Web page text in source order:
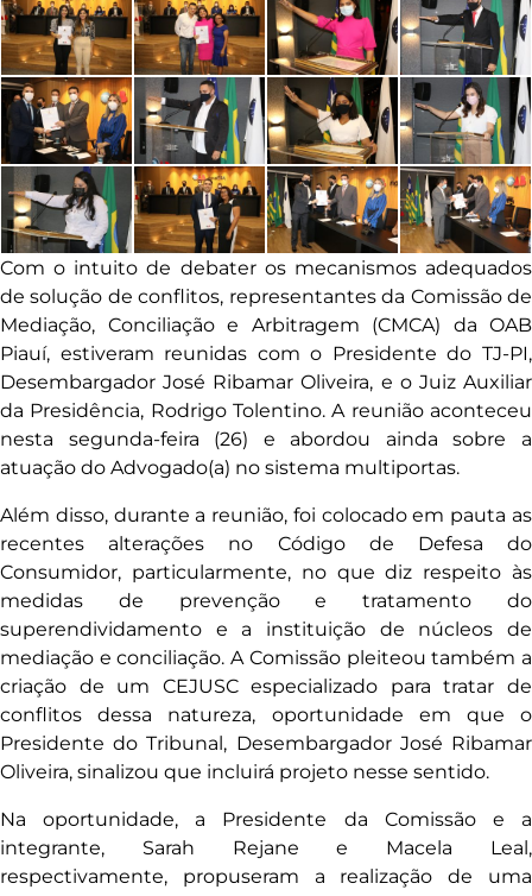
Com o intuito de debater os mecanismos adequados
de solução de conflitos, representantes da Comissão de
Mediação, Conciliação e Arbitragem (CMCA) da OAB
Piauí, estiveram reunidas com o Presidente do TJ-PI,
Desembargador José Ribamar Oliveira, e o Juiz Auxiliar
da Presidência, Rodrigo Tolentino. A reunião aconteceu
nesta segunda-feira (26) e abordou ainda sobre a
atuação do Advogado(a) no sistema multiportas.
Além disso, durante a reunião, foi colocado em pauta as
recentes alterações no Código de Defesa do
Consumidor, particularmente, no que diz respeito às
medidas de prevenção e tratamento do
superendividamento e a instituição de núcleos de
mediação e conciliação. A Comissão pleiteou também a
criação de um CEJUSC especializado para tratar de
conflitos dessa natureza, oportunidade em que o
Presidente do Tribunal, Desembargador José Ribamar
Oliveira, sinalizou que incluirá projeto nesse sentido.
Na oportunidade, a Presidente da Comissão e a
integrante, Sarah Rejane e Macela Leal,
respectivamente, propuseram a realização de uma